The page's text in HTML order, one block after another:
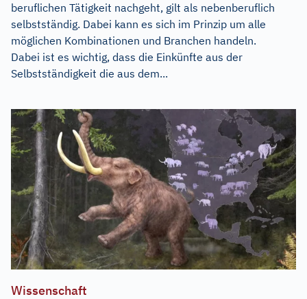
beruflichen Tätigkeit nachgeht, gilt als nebenberuflich
selbstständig. Dabei kann es sich im Prinzip um alle
möglichen Kombinationen und Branchen handeln.
Dabei ist es wichtig, dass die Einkünfte aus der
Selbstständigkeit die aus dem...
Wissenschaft